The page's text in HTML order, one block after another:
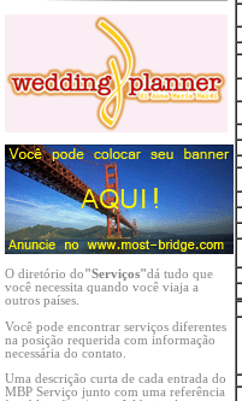
O diretório do"Serviços"dá tudo que
você necessita quando você viaja a
outros países.
Você pode encontrar serviços diferentes
na posição requerida com informação
necessária do contato.
Uma descrição curta de cada entrada do
MBP Serviço junto com uma referência